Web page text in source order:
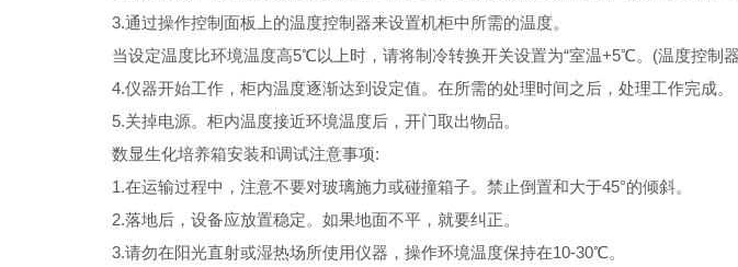
3.通过操作控制面板上的温度控制器来设置机柜中所需的温度。
当设定温度比环境温度高5℃以上时，请将制冷转换开关设置为“室温+5℃。(温度控制
4.仪器开始工作，柜内温度逐渐达到设定值。在所需的处理时间之后，处理工作完成。
5.关掉电源。柜内温度接近环境温度后，开门取出物品。
数显生化培养箱安装和调试注意事项:
1.在运输过程中，注意不要对玻璃施力或碰撞箱子。禁止倒置和大于45°的倾斜。
2.落地后，设备应放置稳定。如果地面不平，就要纠正。
3.请勿在阳光直射或湿热场所使用仪器，操作环境温度保持在10-30℃。